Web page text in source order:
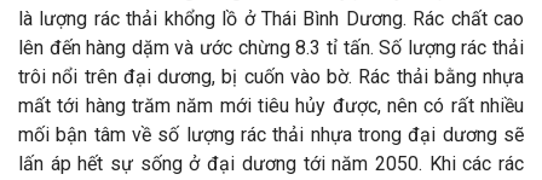
là lượng rác thải khổng lồ ở Thái Bình Dương. Rác chất cao
lên đến hàng dặm và ước chừng 8.3 tỉ tấn. Số lượng rác thải
trôi nổi trên đại dương, bị cuốn vào bờ. Rác thải bằng nhựa
mất tới hàng trăm năm mới tiêu hủy được, nên có rất nhiều
mối bận tâm về số lượng rác thải nhựa trong đại dương sẽ
lấn áp hết sự sống ở đại dương tới năm 2050. Khi các rác